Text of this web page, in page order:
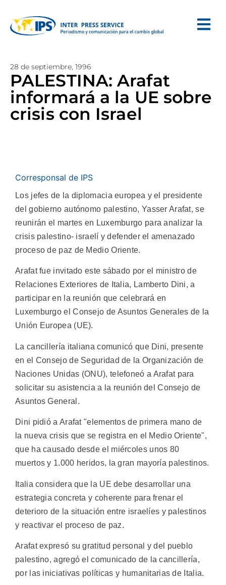
28 de septiembre, 1996
PALESTINA: Arafat
informará a la UE sobre
crisis con Israel
Corresponsal de IPS
Los jefes de la diplomacia europea y el presidente
del gobierno autónomo palestino, Yasser Arafat, se
reunirán el martes en Luxemburgo para analizar la
crisis palestino- israelí y defender el amenazado
proceso de paz de Medio Oriente.
Arafat fue invitado este sábado por el ministro de
Relaciones Exteriores de Italia, Lamberto Dini, a
participar en la reunión que celebrará en
Luxemburgo el Consejo de Asuntos Generales de la
Unión Europea (UE).
La cancillería italiana comunicó que Dini, presente
en el Consejo de Seguridad de la Organización de
Naciones Unidas (ONU), telefoneó a Arafat para
solicitar su asistencia a la reunión del Consejo de
Asuntos General.
Dini pidió a Arafat "elementos de primera mano de
la nueva crisis que se registra en el Medio Oriente",
que ha causado desde el miércoles unos 80
muertos y 1.000 heridos, la gran mayoría palestinos.
Italia considera que la UE debe desarrollar una
estrategia concreta y coherente para frenar el
deterioro de la situación entre israelíes y palestinos
y reactivar el proceso de paz.
Arafat expresó su gratitud personal y del pueblo
palestino, agregó el comunicado de la cancillería,
por las iniciativas políticas y humanitarias de Italia.